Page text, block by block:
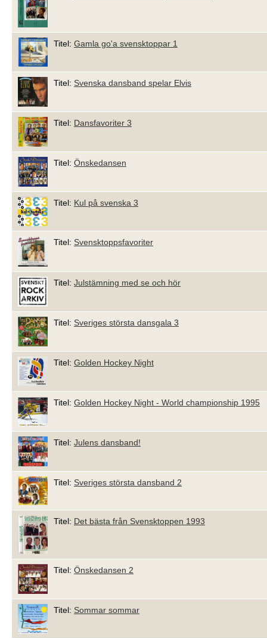
Titel: Gamla go'a svensktoppar 1
Titel: Svenska dansband spelar Elvis
Titel: Dansfavoriter 3
Titel: Önskedansen
Titel: Kul på svenska 3
Titel: Svensktoppsfavoriter
Titel: Julstämning med se och hör
Titel: Sveriges största dansgala 3
Titel: Golden Hockey Night
Titel: Golden Hockey Night - World championship 1995
Titel: Julens dansband!
Titel: Sveriges största dansband 2
Titel: Det bästa från Svensktoppen 1993
Titel: Önskedansen 2
Titel: Sommar sommar